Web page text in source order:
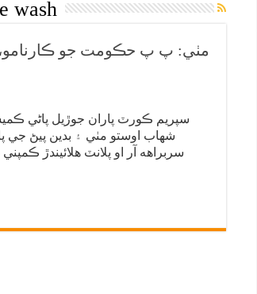
wash
سپريم ڪورٽ پاران جوڙيل پاڻي
شهاب اوستو مٺي ۽ بدين پيڻ جي